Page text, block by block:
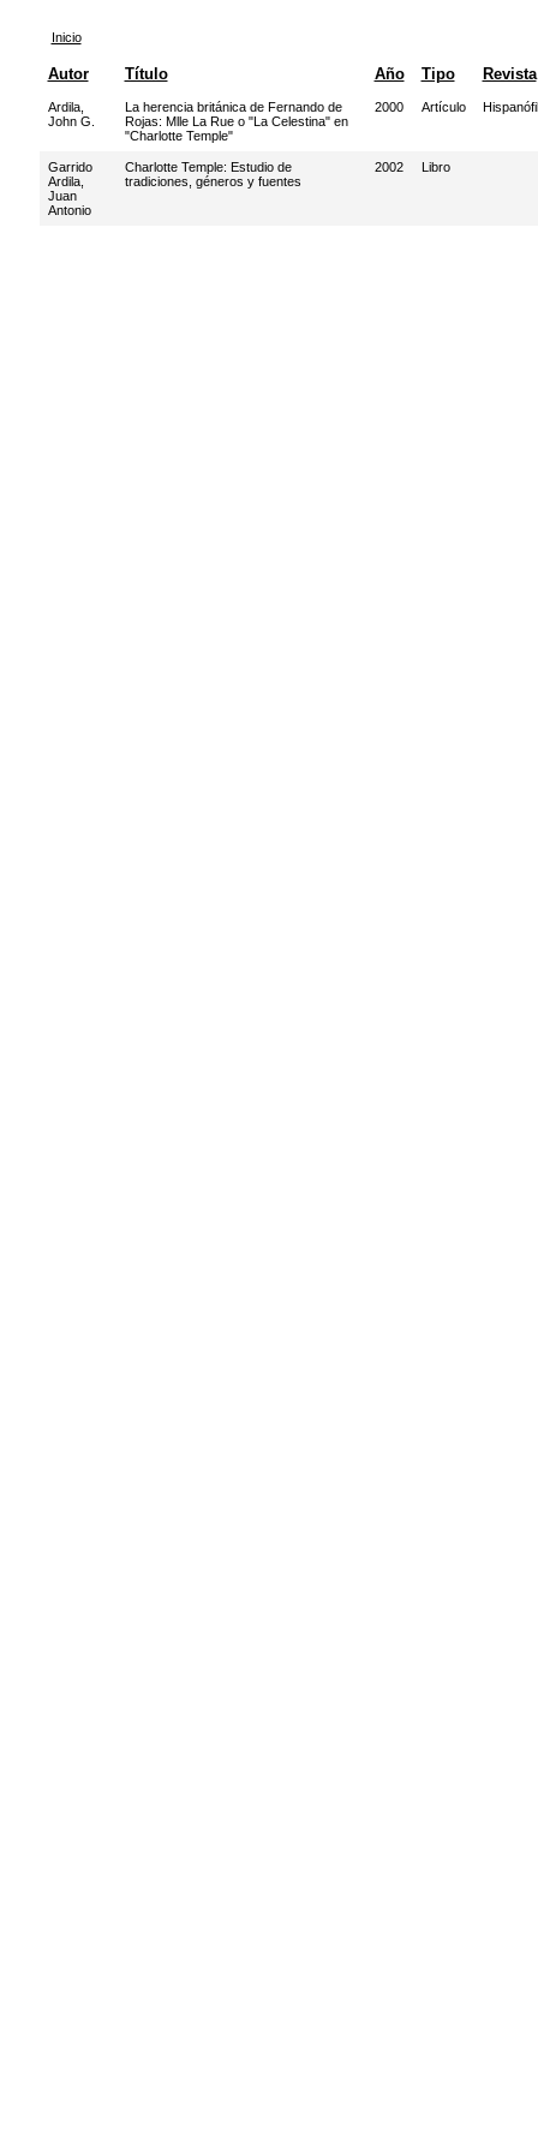
Inicio
Autor Título Año Tipo Revista
Ardila,
John G.
La herencia británica de Fernando de
Rojas: Mlle La Rue o "La Celestina" en
"Charlotte Temple"
2000 Artículo
Garrido
Ardila,
Juan
Antonio
Charlotte Temple: Estudio de
tradiciones, géneros y fuentes
2002 Libro